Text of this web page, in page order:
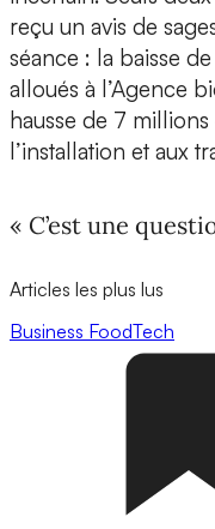
reçu un avis de
séance : la baisse
alloués à l’Agence
hausse de 7 millions
l’installation et aux
« C’est une
Articles les plus lus
Business FoodTech